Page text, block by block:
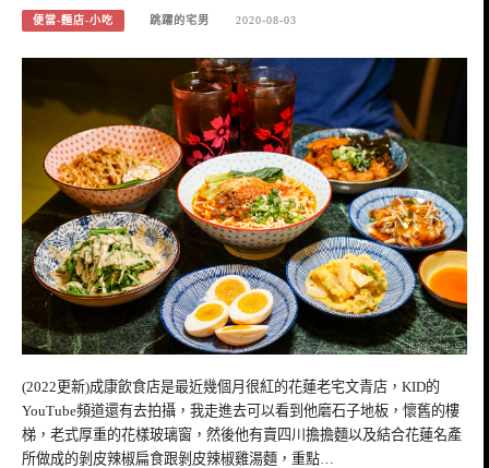
便當-麵店-小吃 跳躍的宅男 2020-08-03
(2022更新)成康飲食店是最近幾個月很紅的花蓮老宅文青店，KID的
YouTube頻道還有去拍攝，我走進去可以看到他磨石子地板，懷舊的樓
梯，老式厚重的花樣玻璃窗，然後他有賣四川擔擔麵以及結合花蓮名產
所做成的剝皮辣椒扁食跟剝皮辣椒雞湯麵，重點…